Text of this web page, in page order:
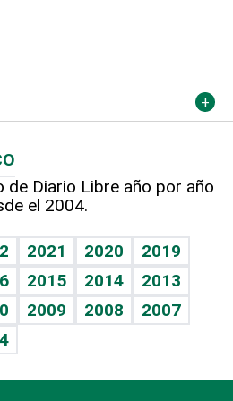
de Diario Libre año por año
el 2004.
2021 2020
2019
2015 2014
2013
2009 2008
2007